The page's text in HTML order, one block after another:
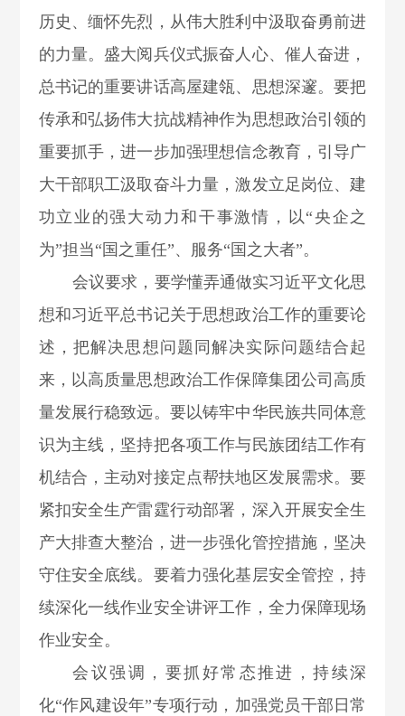
历史、缅怀先烈，从伟大胜利中汲取奋勇前进
的力量。盛大阅兵仪式振奋人心、催人奋进，
总书记的重要讲话高屋建瓴、思想深邃。要把
传承和弘扬伟大抗战精神作为思想政治引领的
重要抓手，进一步加强理想信念教育，引导广
大干部职工汲取奋斗力量，激发立足岗位、建
功立业的强大动力和干事激情，以“央企之
为”担当“国之重任”、服务“国之大者”。
会议要求，要学懂弄通做实习近平文化思
想和习近平总书记关于思想政治工作的重要论
述，把解决思想问题同解决实际问题结合起
来，以高质量思想政治工作保障集团公司高质
量发展行稳致远。要以铸牢中华民族共同体意
识为主线，坚持把各项工作与民族团结工作有
机结合，主动对接定点帮扶地区发展需求。要
紧扣安全生产雷霆行动部署，深入开展安全生
产大排查大整治，进一步强化管控措施，坚决
守住安全底线。要着力强化基层安全管控，持
续深化一线作业安全讲评工作，全力保障现场
作业安全。
会议强调，要抓好常态推进，持续深
化“作风建设年”专项行动，加强党员干部日常